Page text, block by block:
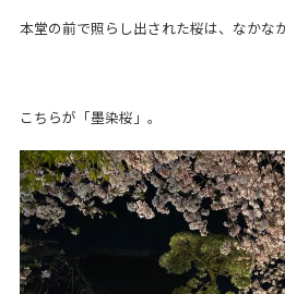
本堂の前で照らし出された桜は、なかな
こちらが「墨染桜」。